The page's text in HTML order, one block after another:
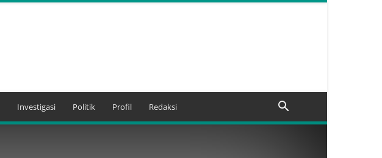
Investigasi Politik Profil Redaksi